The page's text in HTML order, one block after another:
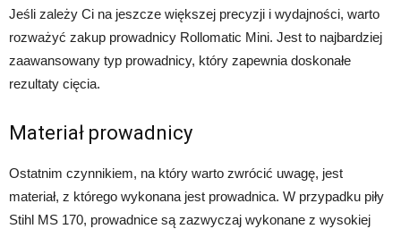
Jeśli zależy Ci na jeszcze większej precyzji i wydajności, warto
rozważyć zakup prowadnicy Rollomatic Mini. Jest to najbardziej
zaawansowany typ prowadnicy, który zapewnia doskonałe
rezultaty cięcia.
Materiał prowadnicy
Ostatnim czynnikiem, na który warto zwrócić uwagę, jest
materiał, z którego wykonana jest prowadnica. W przypadku piły
Stihl MS 170, prowadnice są zazwyczaj wykonane z wysokiej